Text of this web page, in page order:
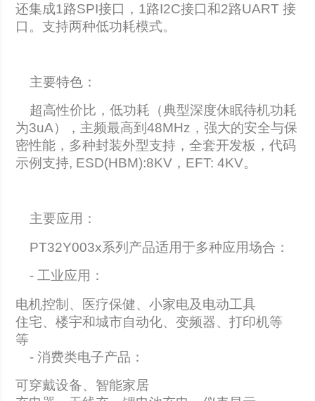
还集成1路SPI接口，1路I2C接口和2路UART 接
口。支持两种低功耗模式。
主要特色：
超高性价比，低功耗（典型深度休眠待机功耗
为3uA），主频最高到48MHz，强大的安全与保
密性能，多种封装外型支持，全套开发板，代码
示例支持, ESD(HBM):8KV，EFT: 4KV。
主要应用：
PT32Y003x系列产品适用于多种应用场合：
- 工业应用：
电机控制、医疗保健、小家电及电动工具
住宅、楼宇和城市自动化、变频器、打印机等
等
- 消费类电子产品：
可穿戴设备、智能家居